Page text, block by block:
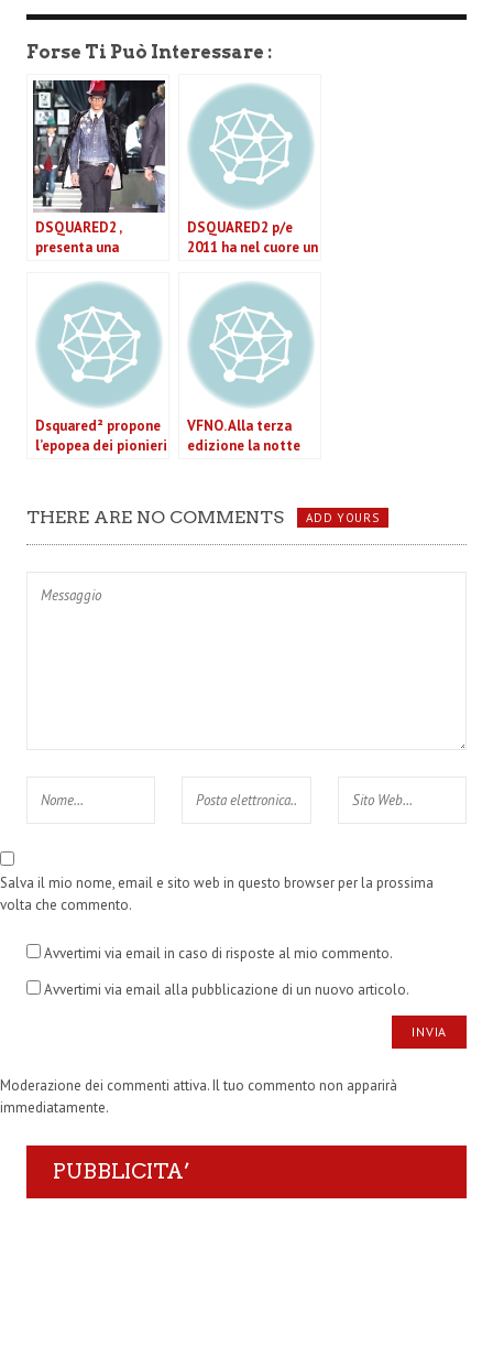
Forse Ti Può Interessare :
DSQUARED2 ,
presenta una
per l’inverno 2014
ispirata agli anni ’40
(VIDEO)
DSQUARED2 p/e
2011 ha nel cuore un
Dsquared² propone
l’epopea dei pionieri
VFNO. Alla terza
edizione la notte
THERE ARE NO COMMENTS ADD YOURS
Salva il mio nome, email e sito web in questo browser per la prossima
volta che commento.
Avvertimi via email in caso di risposte al mio commento.
Avvertimi via email alla pubblicazione di un nuovo articolo.
Moderazione dei commenti attiva. Il tuo commento non apparirà
immediatamente.
PUBBLICITA’